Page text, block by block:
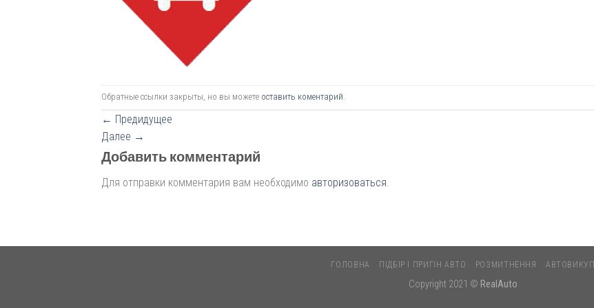
Обратные ссылки закрыты, но вы можете оставить коментарий
← Предидущее
Далее →
Добавить комментарий
Для отправки комментария вам необходимо авторизоваться
ГОЛОВНА ПІДБІР І ПРИГІН АВТО РОЗМИТНЕННЯ АВТОВИКУП
Copyright 2021 © RealAuto